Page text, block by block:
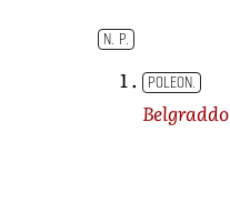
N. P.
POLEON.
Belgraddo